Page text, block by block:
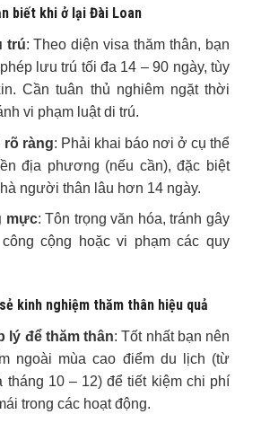
biết khi ở lại Đài Loan
trú: Theo diện visa thăm thân, bạn
lưu trú tối đa 14 – 90 ngày, tùy
Cần tuân thủ nghiêm ngặt thời
vi phạm luật di trú.
ràng: Phải khai báo nơi ở cụ thể
địa phương (nếu cần), đặc biệt
người thân lâu hơn 14 ngày.
mực: Tôn trọng văn hóa, tránh gây
cộng hoặc vi phạm các quy
kinh nghiệm thăm thân hiệu quả
lý để thăm thân: Tốt nhất bạn nên
ngoài mùa cao điểm du lịch (từ
tháng 10 – 12) để tiết kiệm chi phí
trong các hoạt động.